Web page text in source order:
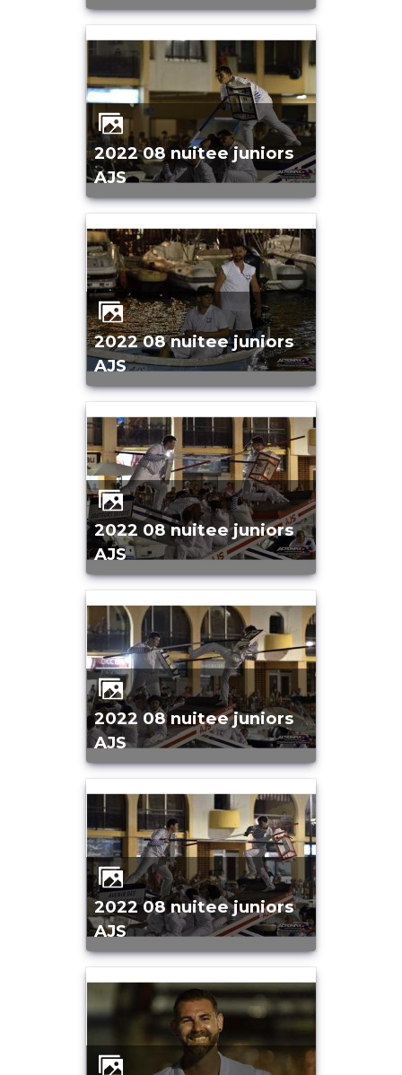
2022 08 nuitee juniors
AJS
2022 08 nuitee juniors
AJS
2022 08 nuitee juniors
AJS
2022 08 nuitee juniors
AJS
2022 08 nuitee juniors
AJS